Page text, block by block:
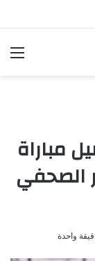
مباراة
الصحفي
واحدة